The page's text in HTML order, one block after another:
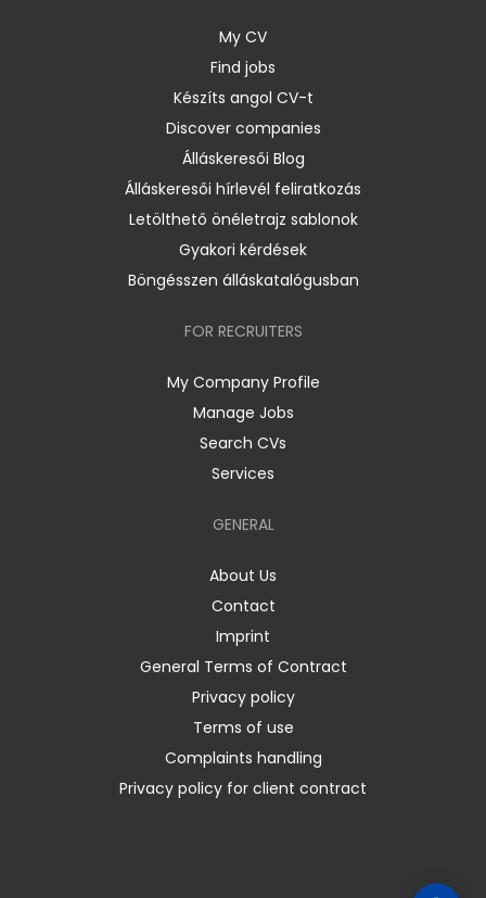
My CV
Find jobs
Készíts angol CV-t
Discover companies
Álláskeresői Blog
Álláskeresői hírlevél feliratkozás
Letölthető önéletrajz sablonok
Gyakori kérdések
Böngésszen álláskatalógusban
FOR RECRUITERS
My Company Profile
Manage Jobs
Search CVs
Services
GENERAL
About Us
Contact
Imprint
General Terms of Contract
Privacy policy
Terms of use
Complaints handling
Privacy policy for client contract